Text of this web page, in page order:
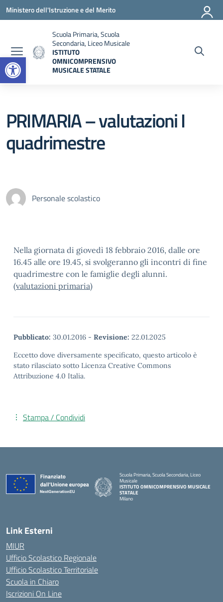
Open toolbar
Vai ai contenuti
Vai al menu di navigazione
Vai al footer
Ministero dell'Istruzione e del Merito
Scuola Primaria, Scuola
Secondaria, Liceo Musicale
ISTITUTO
OMNICOMPRENSIVO
MUSICALE STATALE
PRIMARIA – valutazioni I
quadrimestre
Personale scolastico
Nella giornata di giovedì 18 febbraio 2016, dalle ore
16.45 alle ore 19.45, si svolgeranno gli incontri di fine
quadrimestre con le famiglie degli alunni.
(valutazioni primaria)
Pubblicato: 30.01.2016 - Revisione: 22.01.2025
Eccetto dove diversamente specificato, questo articolo è
stato rilasciato sotto Licenza Creative Commons
Attribuzione 4.0 Italia.
Stampa / Condividi
Scuola Primaria, Scuola Secondaria, Liceo
Musicale
ISTITUTO OMNICOMPRENSIVO MUSICALE
STATALE
Milano
Link Esterni
MIUR
Ufficio Scolastico Regionale
Ufficio Scolastico Territoriale
Scuola in Chiaro
Iscrizioni On Line